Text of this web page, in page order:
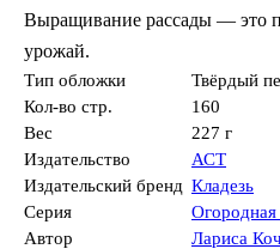
Выращивание рассады — это
урожай.
Тип обложки
Твёрдый
Кол-во стр.
160
Вес
227 г
Издательство
АСТ
Издательский бренд Кладезь
Серия
Огородная
Автор
Лариса